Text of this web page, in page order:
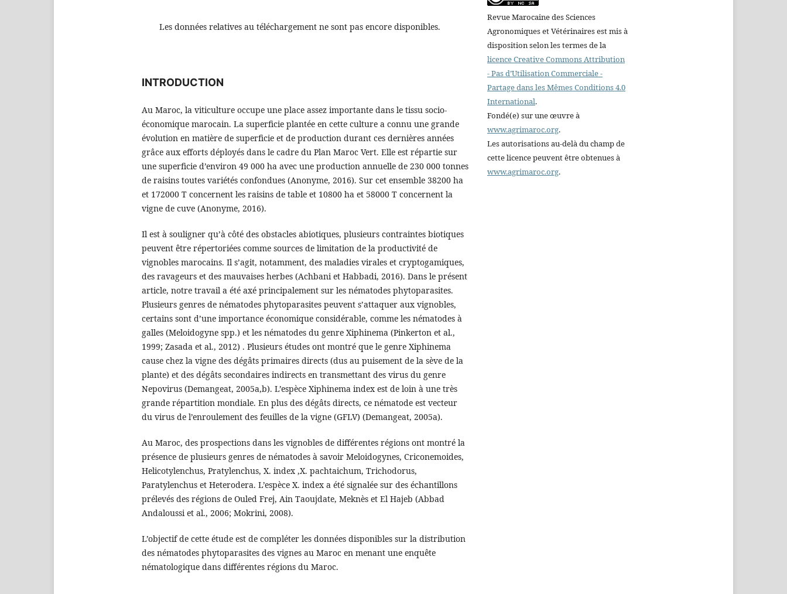
Les données relatives au téléchargement ne sont pas encore disponibles.
INTRODUCTION
Au Maroc, la viticulture occupe une place assez importante dans le tissu socio-
économique marocain. La superficie plantée en cette culture a connu une grande
évolution en matière de superficie et de production durant ces dernières années
grâce aux efforts déployés dans le cadre du Plan Maroc Vert. Elle est répartie sur
une superficie d’environ 49 000 ha avec une production annuelle de 230 000 tonnes
de raisins toutes variétés confondues (Anonyme, 2016). Sur cet ensemble 38200 ha
et 172000 T concernent les raisins de table et 10800 ha et 58000 T concernent la
vigne de cuve (Anonyme, 2016).
Il est à souligner qu’à côté des obstacles abiotiques, plusieurs contraintes biotiques
peuvent être répertoriées comme sources de limitation de la productivité de
vignobles marocains. Il s’agit, notamment, des maladies virales et cryptogamiques,
des ravageurs et des mauvaises herbes (Achbani et Habbadi, 2016). Dans le présent
article, notre travail a été axé principalement sur les nématodes phytoparasites.
Plusieurs genres de nématodes phytoparasites peuvent s’attaquer aux vignobles,
certains sont d’une importance économique considérable, comme les nématodes à
galles (Meloidogyne spp.) et les nématodes du genre Xiphinema (Pinkerton et al.,
1999; Zasada et al., 2012) . Plusieurs études ont montré que le genre Xiphinema
cause chez la vigne des dégâts primaires directs (dus au puisement de la sève de la
plante) et des dégâts secondaires indirects en transmettant des virus du genre
Nepovirus (Demangeat, 2005a,b). L’espèce Xiphinema index est de loin à une très
grande répartition mondiale. En plus des dégâts directs, ce nématode est vecteur
du virus de l’enroulement des feuilles de la vigne (GFLV) (Demangeat, 2005a).
Au Maroc, des prospections dans les vignobles de différentes régions ont montré la
présence de plusieurs genres de nématodes à savoir Meloidogynes, Criconemoides,
Helicotylenchus, Pratylenchus, X. index ,X. pachtaichum, Trichodorus,
Paratylenchus et Heterodera. L’espèce X. index a été signalée sur des échantillons
prélevés des régions de Ouled Frej, Ain Taoujdate, Meknès et El Hajeb (Abbad
Andaloussi et al., 2006; Mokrini, 2008).
L’objectif de cette étude est de compléter les données disponibles sur la distribution
des nématodes phytoparasites des vignes au Maroc en menant une enquête
nématologique dans différentes régions du Maroc.
Revue Marocaine des Sciences
Agronomiques et Vétérinaires est mis à
disposition selon les termes de la
licence Creative Commons Attribution
- Pas d’Utilisation Commerciale -
Partage dans les Mêmes Conditions 4.0
International.
Fondé(e) sur une œuvre à
www.agrimaroc.org.
Les autorisations au-delà du champ de
cette licence peuvent être obtenues à
www.agrimaroc.org.